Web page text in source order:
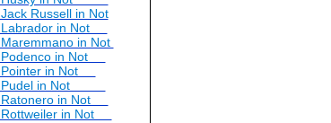
Jack Russell in Not
Labrador in Not
Maremmano in Not
Podenco in Not
Pointer in Not
Pudel in Not
Ratonero in Not
Rottweiler in Not